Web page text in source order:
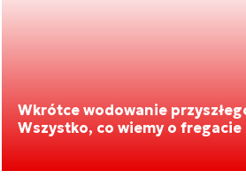
Wkrótce wodowanie
Wszystko, co wiemy o fregacie